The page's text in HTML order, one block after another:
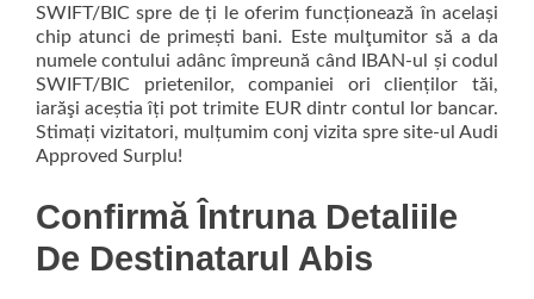
SWIFT/BIC spre de ți le oferim funcționează în același
chip atunci de primești bani. Este mulţumitor să a da
numele contului adânc împreună când IBAN-ul și codul
SWIFT/BIC prietenilor, companiei ori clienților tăi,
iarăşi aceștia îți pot trimite EUR dintr contul lor bancar.
Stimați vizitatori, mulțumim conj vizita spre site-ul Audi
Approved Surplu!
Confirmă Întruna Detaliile
De Destinatarul Abis